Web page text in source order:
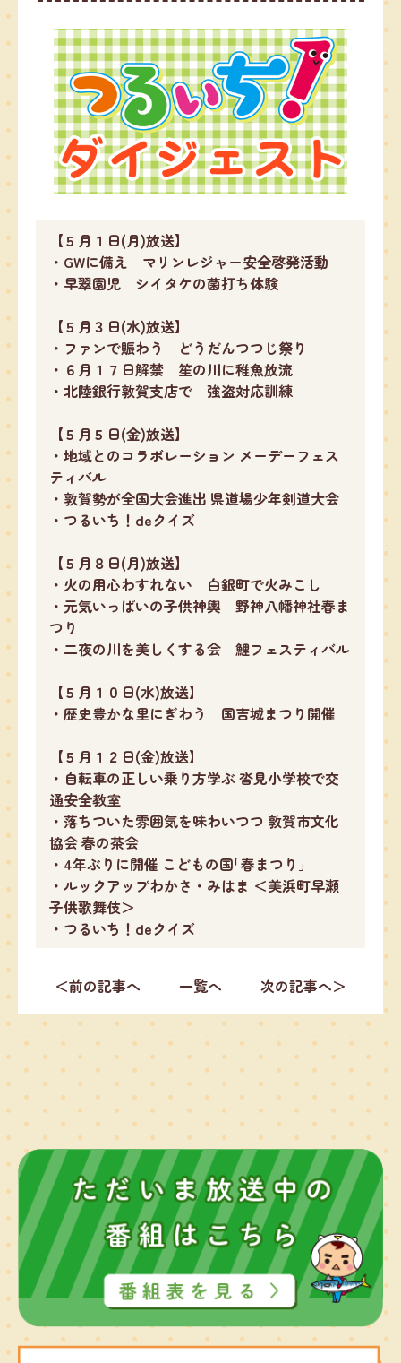
【５月１日(月)放送】
・GWに備え マリンレジャー安全啓発活動
・早翠園児 シイタケの菌打ち体験
【５月３日(水)放送】
・ファンで賑わう どうだんつつじ祭り
・６月１７日解禁 笙の川に稚魚放流
・北陸銀行敦賀支店で 強盗対応訓練
【５月５日(金)放送】
・地域とのコラボレーション メーデーフェス
ティバル
・敦賀勢が全国大会進出 県道場少年剣道大会
・つるいち！deクイズ
【５月８日(月)放送】
・火の用心わすれない 白銀町で火みこし
・元気いっぱいの子供神輿 野神八幡神社春ま
つり
・二夜の川を美しくする会 鯉フェスティバル
【５月１０日(水)放送】
・歴史豊かな里にぎわう 国吉城まつり開催
【５月１２日(金)放送】
・自転車の正しい乗り方学ぶ 沓見小学校で交
通安全教室
・落ちついた雰囲気を味わいつつ 敦賀市文化
協会 春の茶会
・4年ぶりに開催 こどもの国｢春まつり｣
・ルックアップわかさ・みはま ＜美浜町早瀬
子供歌舞伎＞
・つるいち！deクイズ
＜前の記事へ 一覧へ 次の記事へ＞